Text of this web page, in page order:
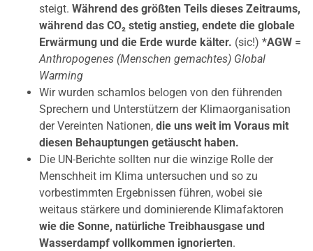
steigt. Während des größten Teils dieses Zeitraums,
während das CO₂ stetig anstieg, endete die globale
Erwärmung und die Erde wurde kälter. (sic!) *AGW =
Anthropogenes (Menschen gemachtes) Global
Warming
Wir wurden schamlos belogen von den führenden
Sprechern und Unterstützern der Klimaorganisation
der Vereinten Nationen, die uns weit im Voraus mit
diesen Behauptungen getäuscht haben.
Die UN-Berichte sollten nur die winzige Rolle der
Menschheit im Klima untersuchen und so zu
vorbestimmten Ergebnissen führen, wobei sie
weitaus stärkere und dominierende Klimafaktoren
wie die Sonne, natürliche Treibhausgase und
Wasserdampf vollkommen ignorierten.